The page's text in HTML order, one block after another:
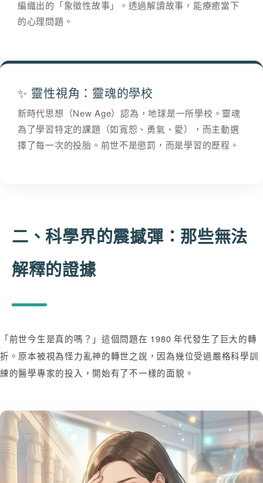
編織出的「象徵性故事」。透過解讀故事，能療癒當下
的心理問題。
✨ 靈性視角：靈魂的學校
新時代思想（New Age）認為，地球是一所學校。靈魂
為了學習特定的課題（如寬恕、勇氣、愛），而主動選
擇了每一次的投胎。前世不是懲罰，而是學習的歷程。
二、科學界的震撼彈：那些無法
解釋的證據
「前世今生是真的嗎？」這個問題在 1980 年代發生了巨大的轉
折。原本被視為怪力亂神的轉世之說，因為幾位受過嚴格科學訓
練的醫學專家的投入，開始有了不一樣的面貌。